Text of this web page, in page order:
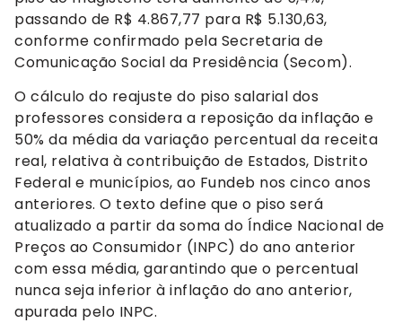
passando de R$ 4.867,77 para R$ 5.130,63,
conforme confirmado pela Secretaria de
Comunicação Social da Presidência (Secom).
O cálculo do reajuste do piso salarial dos
professores considera a reposição da inflação e
50% da média da variação percentual da receita
real, relativa à contribuição de Estados, Distrito
Federal e municípios, ao Fundeb nos cinco anos
anteriores. O texto define que o piso será
atualizado a partir da soma do Índice Nacional de
Preços ao Consumidor (INPC) do ano anterior
com essa média, garantindo que o percentual
nunca seja inferior à inflação do ano anterior,
apurada pelo INPC.